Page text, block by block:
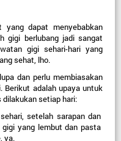
dapat menyebabkan
gigi berlubang jadi sangat
gigi sehari-hari yang
sehat, lho.
Berikut adalah upaya untuk
dilakukan setiap hari:
setelah sarapan dan
yang lembut dan pasta
ya.